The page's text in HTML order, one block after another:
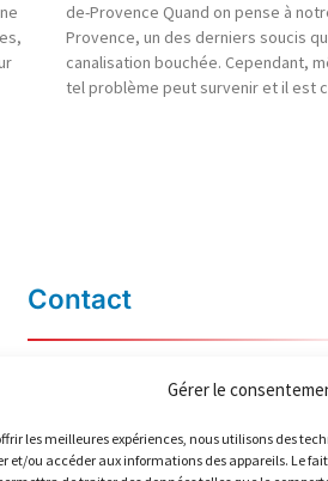
Gérer le
les meilleures expériences, nous utilisons des
et/ou accéder aux informations des appareils. Le
de-Provence Quand on pense à
Provence, un des derniers soucis
canalisation bouchée. Cependant,
tel problème peut survenir et il est
Contact
06 84 04 66 03
2 Lotissement Frédéric